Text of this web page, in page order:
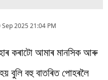
Sep 2025 21:04 PM
কৰাটো আমাৰ মানসিক আৰু
বুলি বহু বাতৰিত পোহৰলৈ